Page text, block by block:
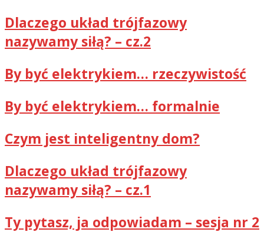
Dlaczego układ trójfazowy
nazywamy siłą? – cz.2
By być elektrykiem… rzeczywistość
By być elektrykiem… formalnie
Czym jest inteligentny dom?
Dlaczego układ trójfazowy
nazywamy siłą? – cz.1
Ty pytasz, ja odpowiadam – sesja nr 2